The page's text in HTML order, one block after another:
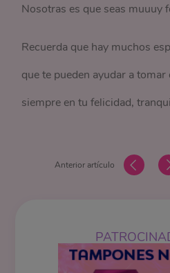
Nosotras es que seas muuuy
Recuerda que hay muchos
que te pueden ayudar a
siempre en tu felicidad,
Anterior artículo